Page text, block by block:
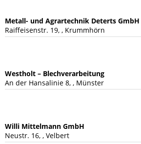
Metall- und Agrartechnik Deterts GmbH
Raiffeisenstr. 19, , Krummhörn
Westholt – Blechverarbeitung
An der Hansalinie 8, , Münster
Willi Mittelmann GmbH
Neustr. 16, , Velbert